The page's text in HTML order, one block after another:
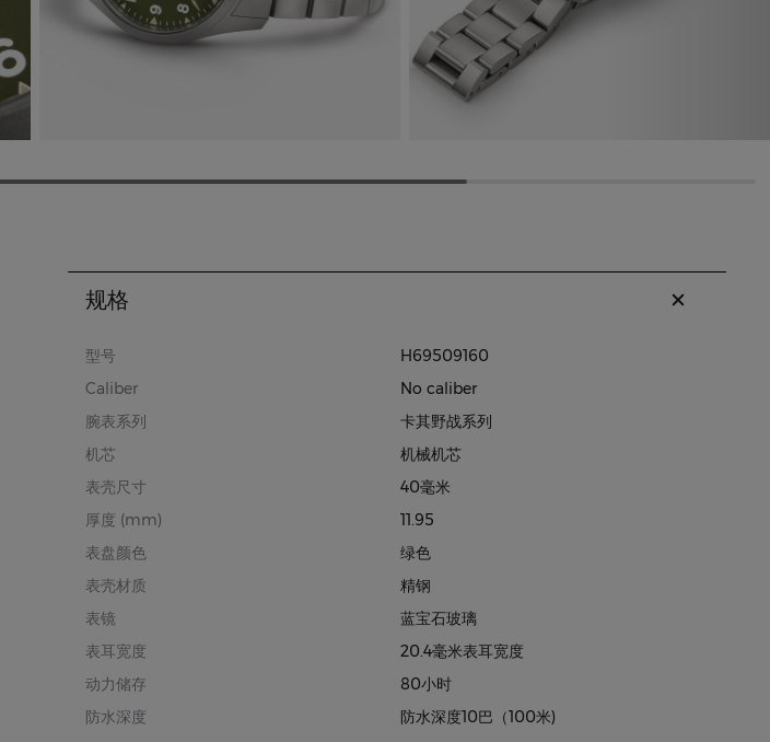
规格
型号
H69509160
Caliber
No caliber
腕表系列
卡其野战系列
机芯
机械机芯
表壳尺寸
40毫米
厚度 (mm)
11.95
表盘颜色
绿色
表壳材质
精钢
表镜
蓝宝石玻璃
表耳宽度
20.4毫米表耳宽度
动力储存
80小时
防水深度
防水深度10巴（100米)